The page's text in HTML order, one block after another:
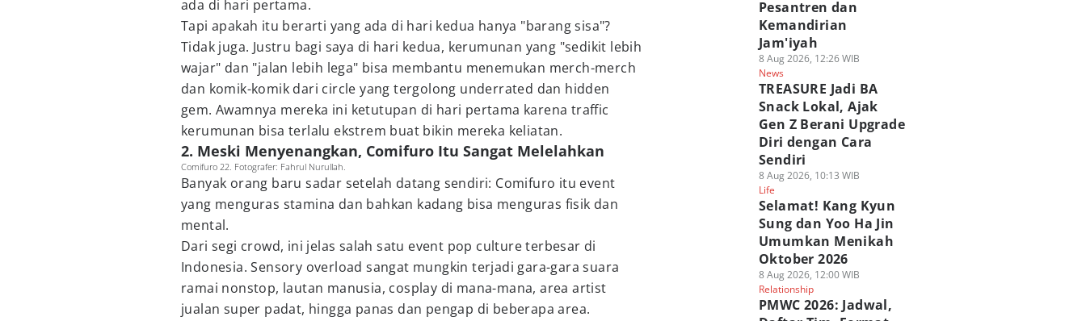
ada di hari pertama.
Tapi apakah itu berarti yang ada di hari kedua hanya "barang sisa"?
Tidak juga. Justru bagi saya di hari kedua, kerumunan yang "sedikit lebih
wajar" dan "jalan lebih lega" bisa membantu menemukan merch-merch
dan komik-komik dari circle yang tergolong underrated dan hidden
gem. Awamnya mereka ini ketutupan di hari pertama karena traffic
kerumunan bisa terlalu ekstrem buat bikin mereka keliatan.
2. Meski Menyenangkan, Comifuro Itu Sangat Melelahkan
Comifuro 22. Fotografer: Fahrul Nurullah.
Banyak orang baru sadar setelah datang sendiri: Comifuro itu event
yang menguras stamina dan bahkan kadang bisa menguras fisik dan
mental.
Dari segi crowd, ini jelas salah satu event pop culture terbesar di
Indonesia. Sensory overload sangat mungkin terjadi gara-gara suara
ramai nonstop, lautan manusia, cosplay di mana-mana, area artist
jualan super padat, hingga panas dan pengap di beberapa area.
Pesantren dan
Kemandirian
Jam'iyah
8 Aug 2026, 12:26 WIB
News
TREASURE Jadi BA
Snack Lokal, Ajak
Gen Z Berani Upgrade
Diri dengan Cara
Sendiri
8 Aug 2026, 10:13 WIB
Life
Selamat! Kang Kyun
Sung dan Yoo Ha Jin
Umumkan Menikah
Oktober 2026
8 Aug 2026, 12:00 WIB
Relationship
PMWC 2026: Jadwal,